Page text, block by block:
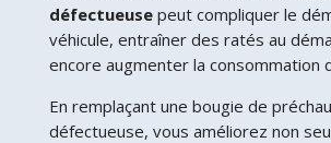
défectueusepeut compliquer le
véhicule, entraîner des ratés au
encore augmenter la consommation
En remplaçant une bougie de
défectueuse, vous améliorez non